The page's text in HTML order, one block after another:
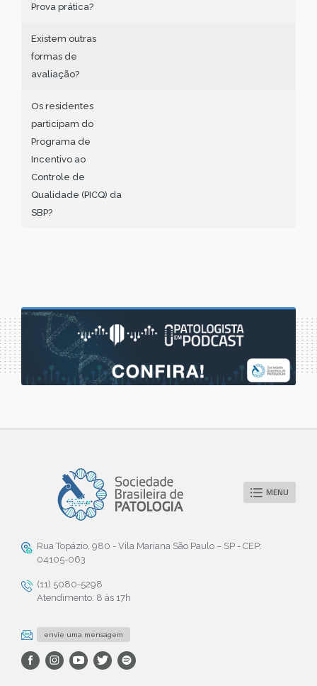
Prova prática?
Existem outras
formas de
avaliação?
Os residentes
participam do
Programa de
Incentivo ao
Controle de
Qualidade (PICQ) da
SBP?
MENU
Rua Topázio, 980 - Vila Mariana São Paulo – SP - CEP:
04105-063
(11) 5080-5298
Atendimento: 8 às 17h
envie uma mensagem